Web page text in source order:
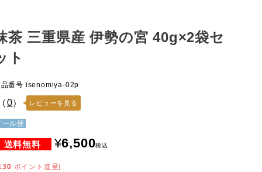
茶 三重県産 伊勢の宮 40g×2袋セ
ト
番号 isenomiya-02p
0） レビューを見る
ール便
¥6,500税込
ポイント進呈]